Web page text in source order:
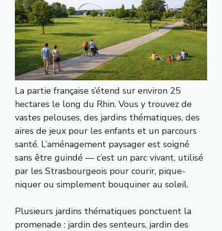
La partie française s’étend sur environ 25
hectares le long du Rhin. Vous y trouvez de
vastes pelouses, des jardins thématiques, des
aires de jeux pour les enfants et un parcours
santé. L’aménagement paysager est soigné
sans être guindé — c’est un parc vivant, utilisé
par les Strasbourgeois pour courir, pique-
niquer ou simplement bouquiner au soleil.
Plusieurs jardins thématiques ponctuent la
promenade : jardin des senteurs, jardin des